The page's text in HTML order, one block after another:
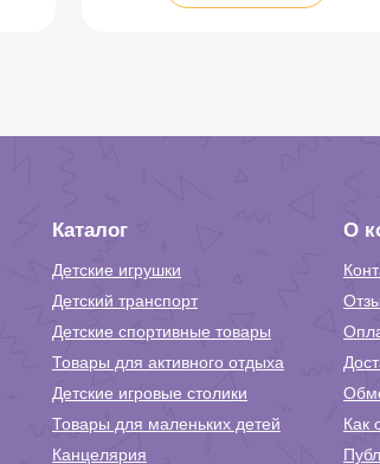
Каталог
Детские игрушки
Детский транспорт
Детские спортивные товары
Товары для активного отдыха
Детские игровые столики
Товары для маленьких детей
Канцелярия
О
Как